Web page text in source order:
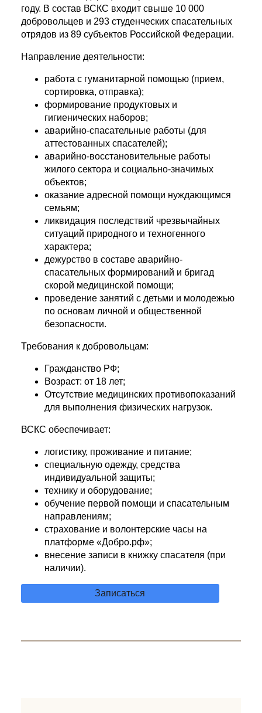
году. В состав ВСКС входит свыше 10 000
добровольцев и 293 студенческих спасательных
отрядов из 89 субъектов Российской Федерации.
Направление деятельности:
работа с гуманитарной помощью (прием,
сортировка, отправка);
формирование продуктовых и
гигиенических наборов;
аварийно-спасательные работы (для
аттестованных спасателей);
аварийно-восстановительные работы
жилого сектора и социально-значимых
объектов;
оказание адресной помощи нуждающимся
семьям;
ликвидация последствий чрезвычайных
ситуаций природного и техногенного
характера;
дежурство в составе аварийно-
спасательных формирований и бригад
скорой медицинской помощи;
проведение занятий с детьми и молодежью
по основам личной и общественной
безопасности.
Требования к добровольцам:
Гражданство РФ;
Возраст: от 18 лет;
Отсутствие медицинских противопоказаний
для выполнения физических нагрузок.
ВСКС обеспечивает:
логистику, проживание и питание;
специальную одежду, средства
индивидуальной защиты;
технику и оборудование;
обучение первой помощи и спасательным
направлениям;
страхование и волонтерские часы на
платформе «Добро.рф»;
внесение записи в книжку спасателя (при
наличии).
Записаться